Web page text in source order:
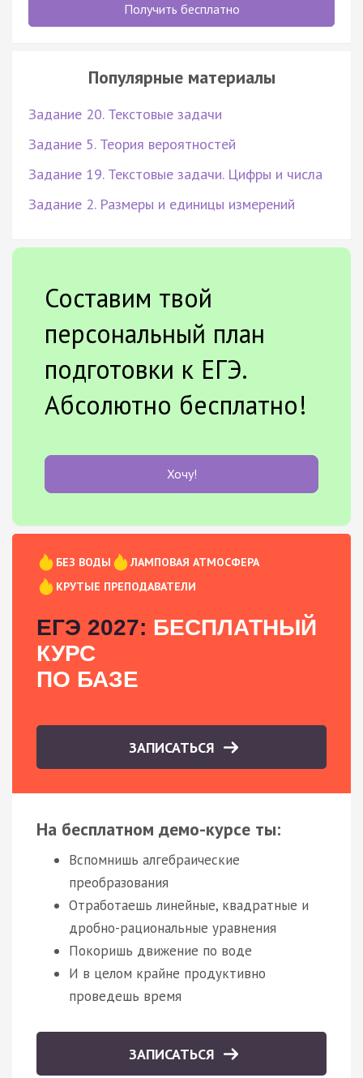
Получить бесплатно
Популярные материалы
Задание 20. Текстовые задачи
Задание 5. Теория вероятностей
Задание 19. Текстовые задачи. Цифры и числа
Задание 2. Размеры и единицы измерений
Составим твой
персональный план
подготовки к ЕГЭ.
Абсолютно бесплатно!
Хочу!
БЕЗ ВОДЫ
ЛАМПОВАЯ АТМОСФЕРА
КРУТЫЕ ПРЕПОДАВАТЕЛИ
ЕГЭ 2027: БЕСПЛАТНЫЙ
КУРС
ПО БАЗЕ
ЗАПИСАТЬСЯ
На бесплатном демо-курсе ты:
Вспомнишь алгебраические
преобразования
Отработаешь линейные, квадратные и
дробно-рациональные уравнения
Покоришь движение по воде
И в целом крайне продуктивно
проведешь время
ЗАПИСАТЬСЯ